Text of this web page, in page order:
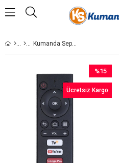
Kumanda Sepeti TV Kumanda
%15
İndirim
%15İndirim
Ücretsiz Kargo